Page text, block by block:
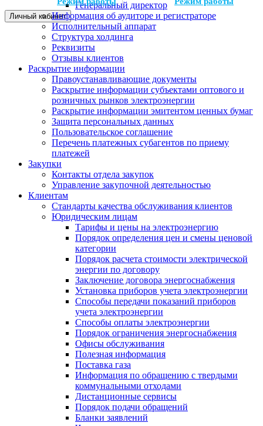
Личный кабинет
Генеральный директор
Информация об аудиторе и регистраторе
Исполнительный аппарат
Структура холдинга
Реквизиты
Отзывы клиентов
Раскрытие информации
Правоустанавливающие документы
Раскрытие информации субъектами оптового и
розничных рынков электроэнергии
Раскрытие информации эмитентом ценных бумаг
Защита персональных данных
Пользовательское соглашение
Перечень платежных субагентов по приему
платежей
Закупки
Контакты отдела закупок
Управление закупочной деятельностью
Клиентам
Стандарты качества обслуживания клиентов
Юридическим лицам
Тарифы и цены на электроэнергию
Порядок определения цен и смены ценовой
категории
Порядок расчета стоимости электрической
энергии по договору
Заключение договора энергоснабжения
Установка приборов учета электроэнергии
Способы передачи показаний приборов
учета электроэнергии
Способы оплаты электроэнергии
Порядок ограничения энергоснабжения
Офисы обслуживания
Полезная информация
Поставка газа
Информация по обращению с твердыми
коммунальными отходами
Дистанционные сервисы
Порядок подачи обращений
Бланки заявлений